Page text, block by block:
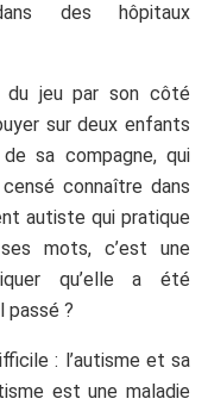
des hôpitaux
jeu par son côté
sur deux enfants
sa compagne, qui
connaître dans
autiste qui pratique
mots, c’est une
qu’elle a été
passé ?
: l’autisme et sa
est une maladie